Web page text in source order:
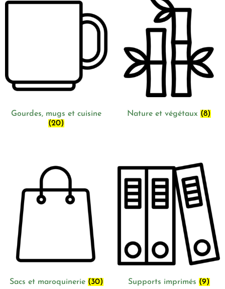
Gourdes, mugs et cuisine
(20)
Nature et végétaux (8)
Sacs et maroquinerie (30) Supports imprimés (9)